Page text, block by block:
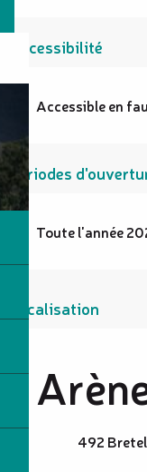
Accessibilité
Accessible en
Périodes
Toute l'année
Localisation
492